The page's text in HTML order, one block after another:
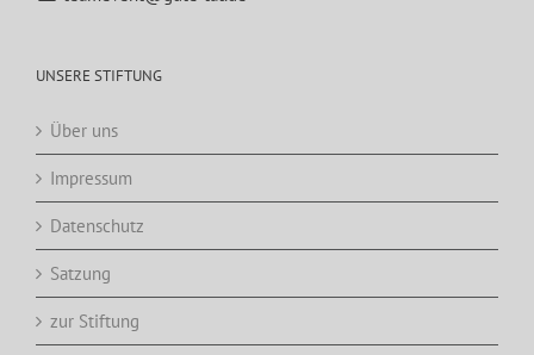
UNSERE STIFTUNG
Über uns
Impressum
Datenschutz
Satzung
zur Stiftung